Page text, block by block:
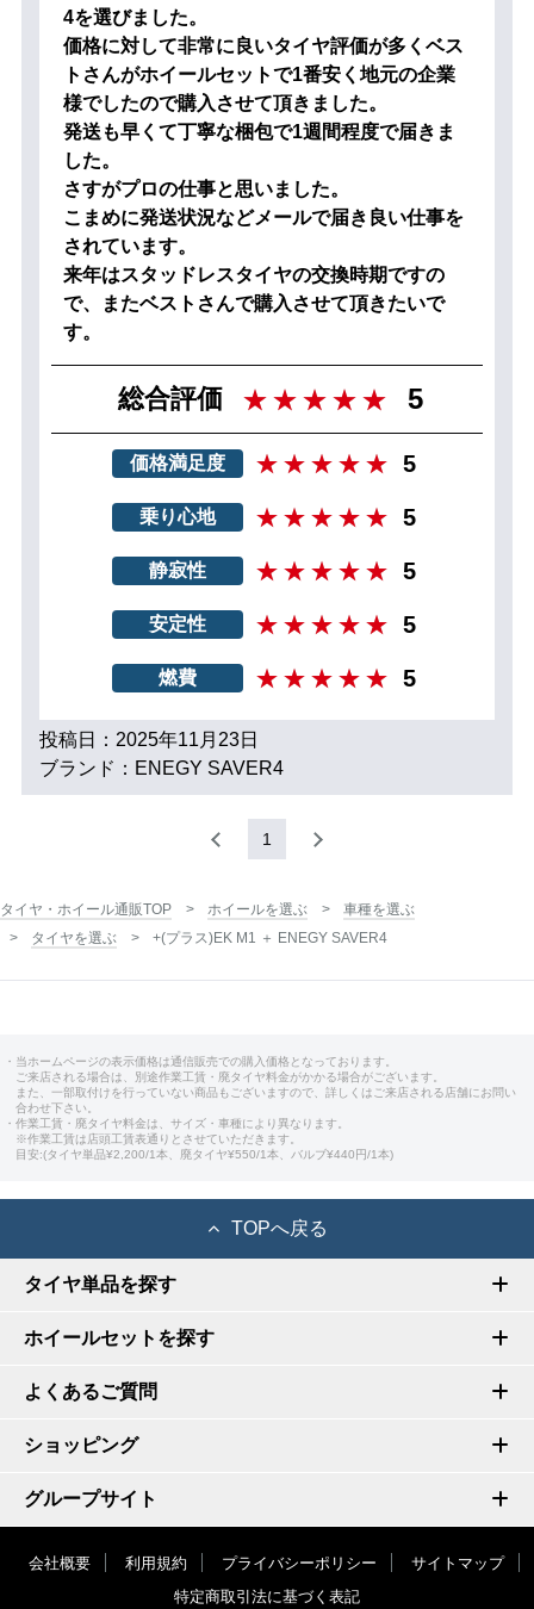
4を選びました。
価格に対して非常に良いタイヤ評価が多くベス
トさんがホイールセットで1番安く地元の企業
様でしたので購入させて頂きました。
発送も早くて丁寧な梱包で1週間程度で届きま
した。
さすがプロの仕事と思いました。
こまめに発送状況などメールで届き良い仕事を
されています。
来年はスタッドレスタイヤの交換時期ですの
で、またベストさんで購入させて頂きたいで
す。
総合評価 5
価格満足度 5
乗り心地 5
静寂性 5
安定性 5
燃費 5
投稿日：2025年11月23日
ブランド：ENEGY SAVER4
1
タイヤ・ホイール通販TOP ホイールを選ぶ
車種を選ぶ
タイヤを選ぶ
+(プラス)EK M1 ＋ ENEGY SAVER4
・当ホームページの表示価格は通信販売での購入価格となっております。
ご来店される場合は、別途作業工賃・廃タイヤ料金がかかる場合がございます。
また、一部取付けを行っていない商品もございますので、詳しくはご来店される店舗にお問い
合わせ下さい。
・作業工賃・廃タイヤ料金は、サイズ・車種により異なります。
※作業工賃は店頭工賃表通りとさせていただきます。
目安:(タイヤ単品¥2,200/1本、廃タイヤ¥550/1本、バルブ¥440円/1本)
TOPへ戻る
タイヤ単品を探す
ホイールセットを探す
よくあるご質問
ショッピング
グループサイト
会社概要 利用規約 プライバシーポリシー
サイトマップ
特定商取引法に基づく表記